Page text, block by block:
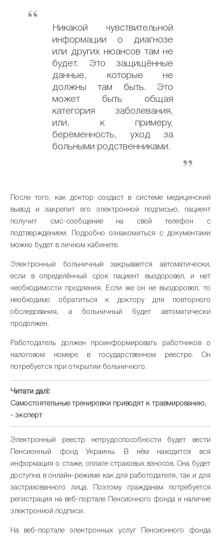
Никакой чувствительной
информации о диагнозе
или других нюансов там не
будет. Это защищённые
данные, которые не
должны там быть. Это
может быть общая
категория заболевания,
или, к примеру,
беременность, уход за
больными родственниками.
После того, как доктор создаст в системе медицинский
вывод и закрепит его электронной подписью, пациент
получит смс-сообщение на свой телефон с
подтверждением. Подробно ознакомиться с документами
можно будет в личном кабинете.
Электронный больничный закрывается автоматически,
если в определённый срок пациент выздоровел, и нет
необходимости продления. Если же он не выздоровел, то
необходимо обратиться к доктору для повторного
обследования, а больничный будет автоматически
продолжен.
Работодатель должен проинформировать работников о
налоговом номере в государственном реестре. Он
потребуется при открытии больничного.
Читати далі:
Самостоятельные тренировки приводят к травмированию,
- эксперт
Электронный реестр нетрудоспособности будет вести
Пенсионный фонд Украины. В нём находится вся
информация о стаже, оплате страховых взносов. Она будет
доступна в онлайн-режиме как для работодателя, так и для
застрахованного лица. Поэтому гражданам потребуется
регистрация на веб-портале Пенсионного фонда и наличие
электронной подписи.
На веб-портале электронных услуг Пенсионного фонда